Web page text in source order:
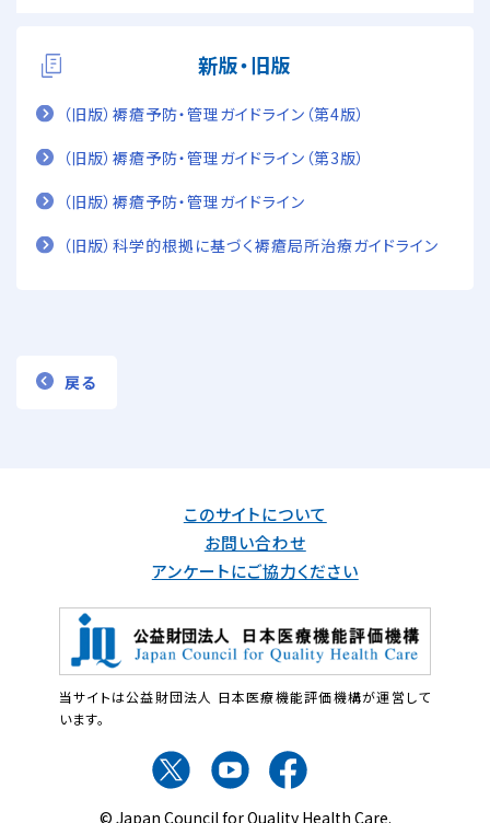
新版・旧版
（旧版）褥瘡予防・管理ガイドライン（第4版）
（旧版）褥瘡予防・管理ガイドライン（第3版）
（旧版）褥瘡予防・管理ガイドライン
（旧版）科学的根拠に基づく褥瘡局所治療ガイドライン
戻る
このサイトについて
お問い合わせ
アンケートにご協力ください
当サイトは公益財団法人 日本医療機能評価機構が運営して
います。
© Japan Council for Quality Health Care.